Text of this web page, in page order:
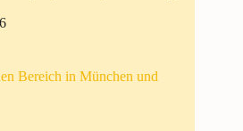
Bereich in München und